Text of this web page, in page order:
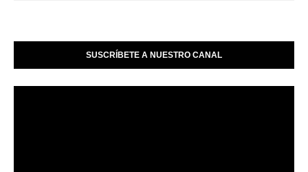
SUSCRÍBETE A NUESTRO CANAL